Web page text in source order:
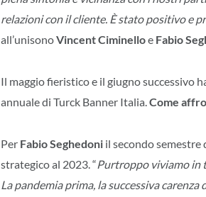
relazioni con il cliente. È stato positivo e
all’unisonoVincent Ciminelloe Fabio
Il maggio fieristico e il giugno successivo
annuale di Turck Banner Italia.Come
Per Fabio Seghedoni il secondo semestre
strategico al 2023. “Purtroppo viviamo in
La pandemia prima, la successiva